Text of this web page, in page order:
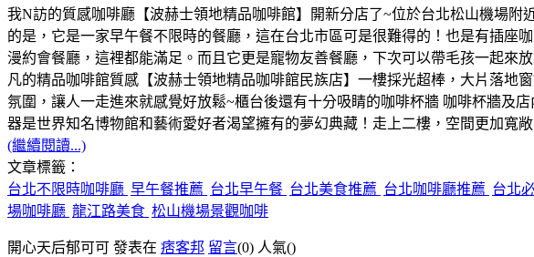
我N訪的質感咖啡廳【波赫士領地精品咖啡館】開新分店了~位於台北松山機場
的是，它是一家早午餐不限時的餐廳，這在台北市區可是很難得的！也是有插座
漫約會餐廳，這裡都能滿足。而且它更是寵物友善餐廳，下次可以帶毛孩一起來
凡的精品咖啡館質感【波赫士領地精品咖啡館民族店】一樓採光超棒，大片落
氛圍，讓人一走進來就感覺好放鬆~櫃台後還有十分吸睛的咖啡杯牆 咖啡杯牆及
器是世界知名博物館和藝術愛好者渴望擁有的夢幻典藏！走上二樓，空間更加寬
(繼續閱讀...)
文章標籤：
台北不限時咖啡廳 早午餐推薦 台北早午餐 台北美食推薦 台北咖啡廳推薦 台北
場咖啡廳 龍江路美食 松山機場景觀咖啡
開心天后郁可可 發表在 痞客邦 留言(0) 人氣()